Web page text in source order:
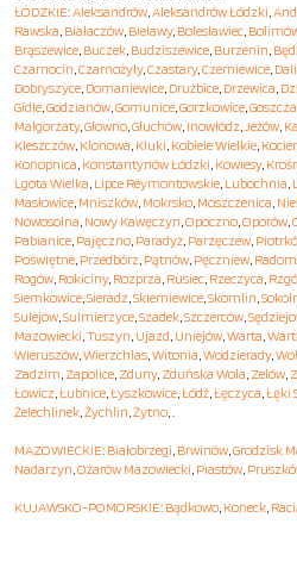
ŁÓDZKIE:Aleksandrów,Aleksandrów Łódzki,
Rawska, Białaczów, Bielawy, Bolesławiec,
Brąszewice, Buczek, Budziszewice, Burzenin,
Czarnocin,Czarnożyły,Czastary,Czerniewice,
Dobryszyce, Domaniewice, Drużbice, Drzewica,
Gidle,Godzianów,Gomunice,Gorzkowice,
Małgorzaty,Głowno,Głuchów, Inowłódz,Jeżów,
Kleszczów, Klonowa, Kluki, Kobiele Wielkie,
Konopnica, Konstantynów Łódzki, Kowiesy,
Lgota Wielka, Lipce Reymontowskie, Lubochnia,
Masłowice, Mniszków, Mokrsko, Moszczenica,
Nowosolna, Nowy Kawęczyn,Opoczno,Oporów,
Pabianice, Pajęczno, Paradyż, Parzęczew,
Poświętne, Przedbórz, Pątnów, Pęczniew,
Rogów, Rokiciny, Rozprza, Rusiec, Rzeczyca,
Siemkowice,Sieradz,Skierniewice,Skomlin,
Sulejów,Sulmierzyce,Szadek,Szczerców,
Mazowiecki,Tuszyn, Ujazd, Uniejów,Warta,
Wieruszów,Wierzchlas,Witonia,Wodzierady,
Zadzim, Zapolice, Zduny, Zduńska Wola, Zelów,
Łowicz,Łubnice,Łyszkowice,Łódź,Łęczyca,Łęki
Żelechlinek,Żychlin,Żytno, .
MAZOWIECKIE: Białobrzegi, Brwinów,Grodzisk
Nadarzyn,Ożarów Mazowiecki, Piastów,
KUJAWSKO-POMORSKIE: Bądkowo, Koneck,